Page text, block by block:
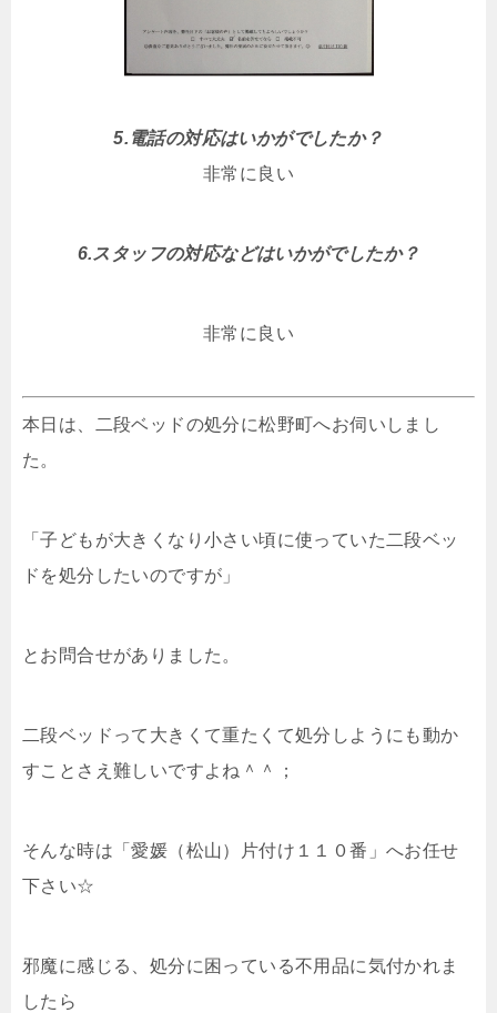
5.電話の対応はいかがでしたか？
非常に良い
6.スタッフの対応などはいかがでしたか？
非常に良い
本日は、二段ベッドの処分に松野町へお伺いしまし
た。
「子どもが大きくなり小さい頃に使っていた二段ベッ
ドを処分したいのですが」
とお問合せがありました。
二段ベッドって大きくて重たくて処分しようにも動か
すことさえ難しいですよね＾＾；
そんな時は「愛媛（松山）片付け１１０番」へお任せ
下さい☆
邪魔に感じる、処分に困っている不用品に気付かれま
したら